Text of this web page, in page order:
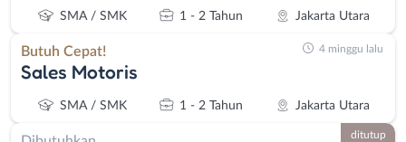
SMA / SMK 1 - 2 Tahun Jakarta Utara
Butuh Cepat!
Sales Motoris
SMA / SMK 1 - 2 Tahun Jakarta Utara
4 minggu lalu
ditutup